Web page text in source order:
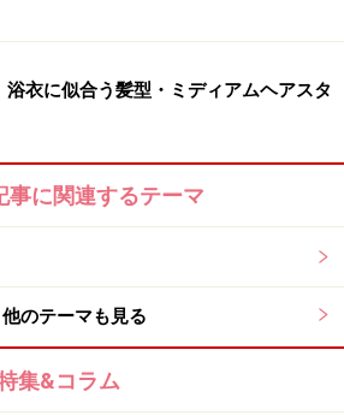
浴衣に似合う髪型・ミディアムヘアスタ
事に関連するテーマ
他のテーマも見る
集&コラム